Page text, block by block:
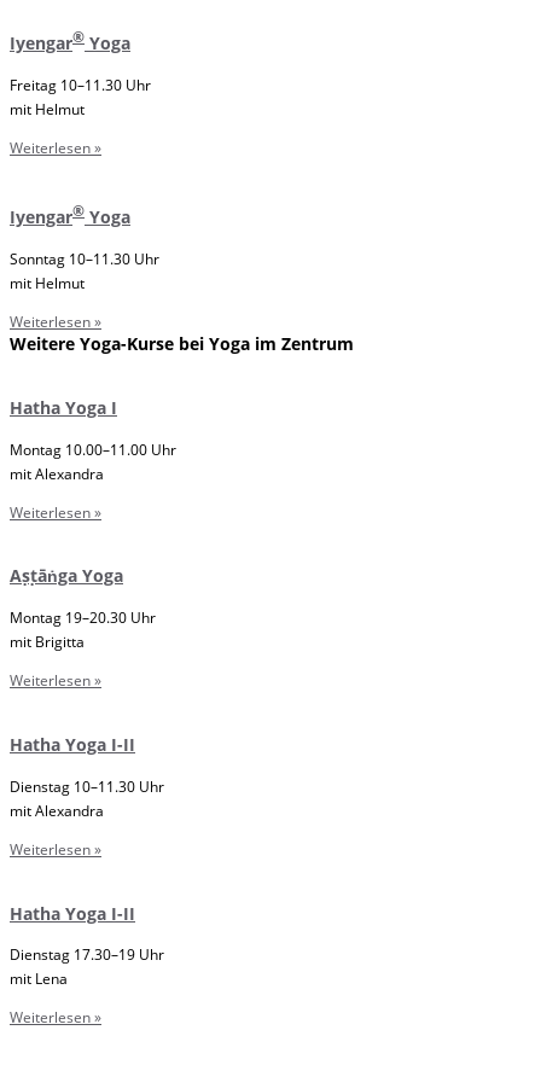
Iyengar® Yoga
Freitag 10–11.30 Uhr
mit Helmut
Weiterlesen »
Iyengar® Yoga
Sonntag 10–11.30 Uhr
mit Helmut
Weiterlesen »
Weitere Yoga-Kurse bei Yoga im Zentrum
Hatha Yoga I
Montag 10.00–11.00 Uhr
mit Alexandra
Weiterlesen »
Aṣṭāṅga Yoga
Montag 19–20.30 Uhr
mit Brigitta
Weiterlesen »
Hatha Yoga I-II
Dienstag 10–11.30 Uhr
mit Alexandra
Weiterlesen »
Hatha Yoga I-II
Dienstag 17.30–19 Uhr
mit Lena
Weiterlesen »